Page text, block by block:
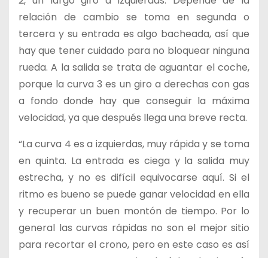
relación de cambio se toma en segunda o
tercera y su entrada es algo bacheada, así que
hay que tener cuidado para no bloquear ninguna
rueda. A la salida se trata de aguantar el coche,
porque la curva 3 es un giro a derechas con gas
a fondo donde hay que conseguir la máxima
velocidad, ya que después llega una breve recta.
“La curva 4 es a izquierdas, muy rápida y se toma
en quinta. La entrada es ciega y la salida muy
estrecha, y no es difícil equivocarse aquí. Si el
ritmo es bueno se puede ganar velocidad en ella
y recuperar un buen montón de tiempo. Por lo
general las curvas rápidas no son el mejor sitio
para recortar el crono, pero en este caso es así